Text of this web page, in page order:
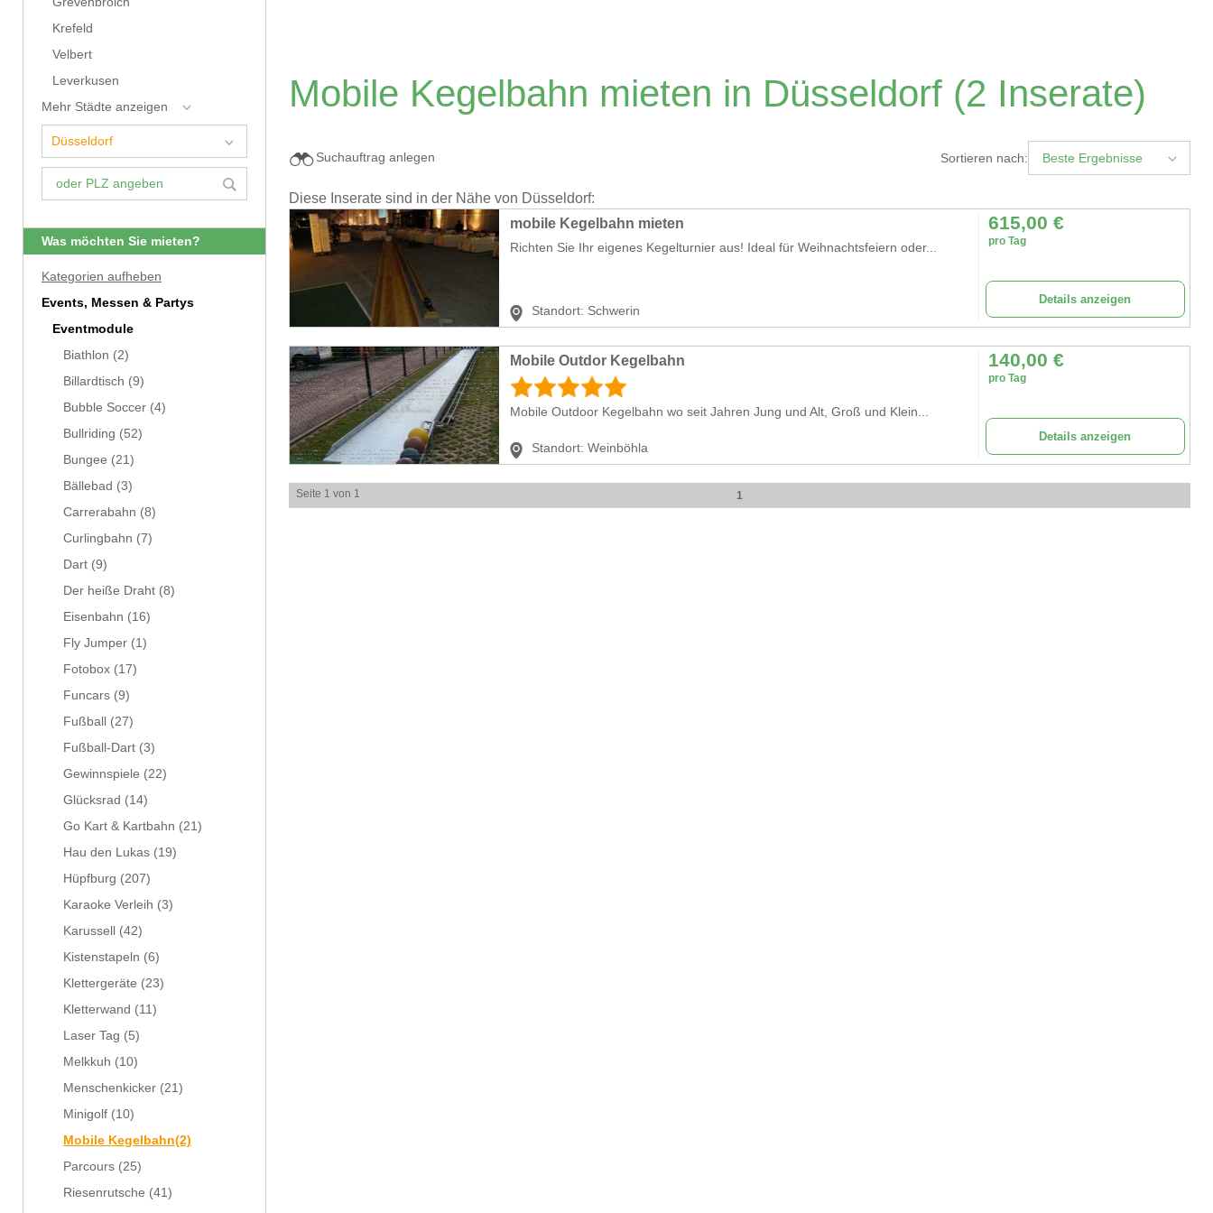
Krefeld
Velbert
Leverkusen
Mehr Städte anzeigen
Was möchten Sie mieten?
Kategorien aufheben
Events, Messen & Partys
Eventmodule
Biathlon (2)
Billardtisch (9)
Bubble Soccer (4)
Bullriding (52)
Bungee (21)
Bällebad (3)
Carrerabahn (8)
Curlingbahn (7)
Dart (9)
Der heiße Draht (8)
Eisenbahn (16)
Fly Jumper (1)
Fotobox (17)
Funcars (9)
Fußball
(27)
Fußball-Dart (3)
Gewinnspiele (22)
Glücksrad (14)
Go Kart & Kartbahn (21)
Hau den Lukas (19)
Hüpfburg (207)
Karaoke Verleih (3)
Karussell
(42)
Kistenstapeln (6)
Klettergeräte (23)
Kletterwand (11)
Laser Tag (5)
Melkkuh (10)
Menschenkicker (21)
Minigolf (10)
Mobile Kegelbahn(2)
Parcours (25)
Riesenrutsche (41)
Mobile Kegelbahn mieten in Düsseldorf (2 Inserate)
Sortieren nach: Beste Ergebnisse
Suchauftrag anlegen
Diese Inserate sind in der Nähe von Düsseldorf:
mobile Kegelbahn mieten
Richten Sie Ihr eigenes Kegelturnier aus! Ideal für Weihnachtsfeiern oder...
Standort: Schwerin
615,00 €
pro Tag
Details anzeigen
Mobile Outdor Kegelbahn
Mobile Outdoor Kegelbahn wo seit Jahren Jung und Alt, Groß und Klein...
Standort: Weinböhla
140,00 €
pro Tag
Details anzeigen
Seite 1 von 1 1